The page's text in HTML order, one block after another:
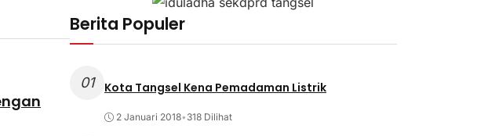
Berita Populer
01 Kota Tangsel Kena Pemadaman Listrik
2 Januari 2018• 318 Dilihat